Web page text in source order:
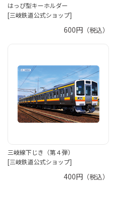
はっぴ型キーホルダー
[三岐鉄道公式ショップ]
600円（税込）
三岐線下じき（第４弾）
[三岐鉄道公式ショップ]
400円（税込）